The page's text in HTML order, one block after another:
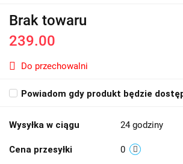
Brak towaru
239.00
Do przechowalni
Powiadom gdy produkt będzie
Wysyłka w ciągu 24 godziny
Cena przesyłki 0